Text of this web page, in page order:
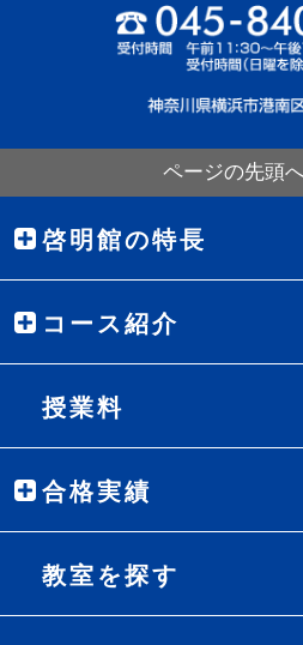
ページの先頭
啓明館の特長
コース紹介
授業料
合格実績
教室を探す